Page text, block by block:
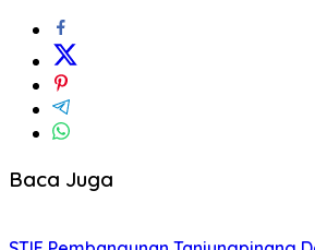
Baca Juga